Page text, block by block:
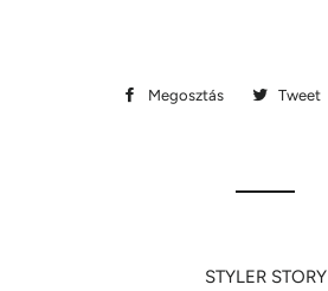
Megosztás
Megosztás
Tweet
STYLER STORY